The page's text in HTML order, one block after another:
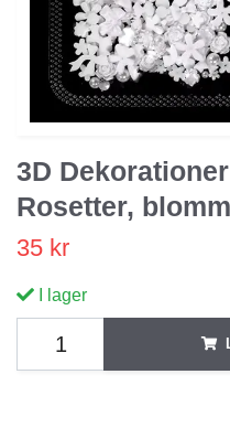
3D
Rosetter,
35 kr
I lager